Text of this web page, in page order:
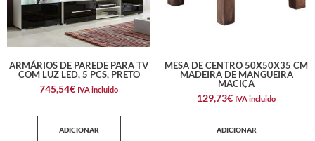
ARMÁRIOS DE PAREDE PARA TV
COM LUZ LED, 5 PCS, PRETO
745,54€ IVA incluido
ADICIONAR
MESA DE CENTRO 50X50X35 CM
MADEIRA DE MANGUEIRA
MACIÇA
129,73€ IVA incluido
ADICIONAR